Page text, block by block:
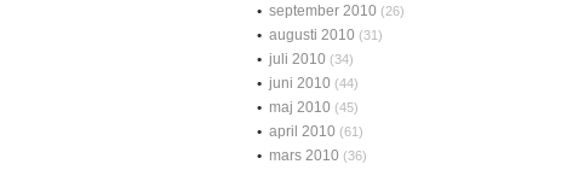
september 2010 (26)
augusti 2010 (31)
juli 2010 (34)
juni 2010 (44)
maj 2010 (45)
april 2010 (61)
mars 2010 (36)